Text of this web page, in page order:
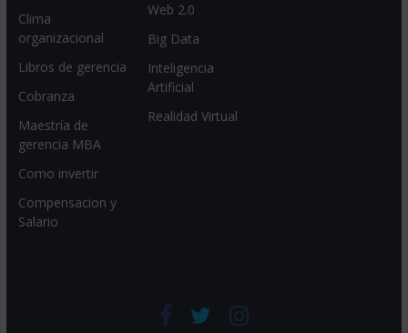
Clima
organizacional
Libros de gerencia
Cobranza
Maestría de
gerencia MBA
Como invertir
Compensacion y
Salario
Web 2.0
Big Data
Inteligencia
Artificial
Realidad Virtual